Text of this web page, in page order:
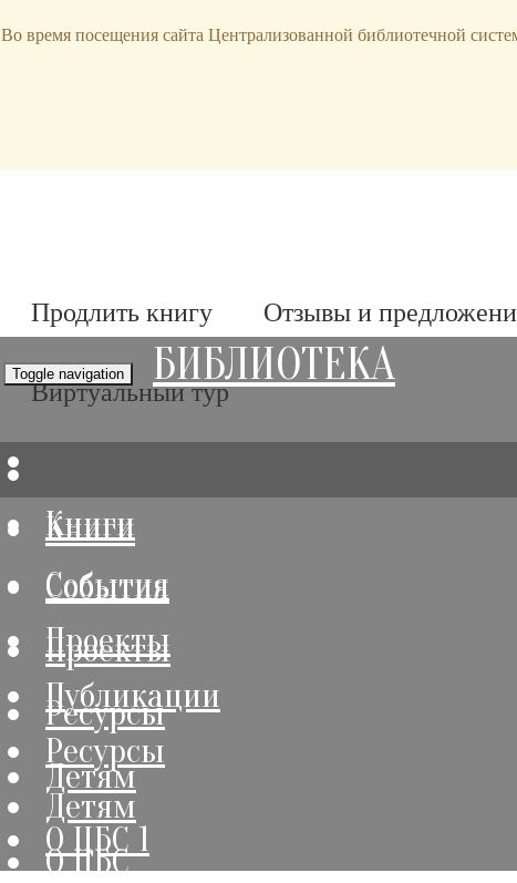
bibl-serv@mail.ru
Продлить книгу Отзывы и
Виртуальный тур
Книги
События
Проекты
Публикации
Ресурсы
Детям
О ЦБС
Toggle navigation БИБЛИОТЕКА
Книги
События
Проекты
Ресурсы
Детям
О ЦБС 1
Во время посещения сайта Централизованной библиотечной